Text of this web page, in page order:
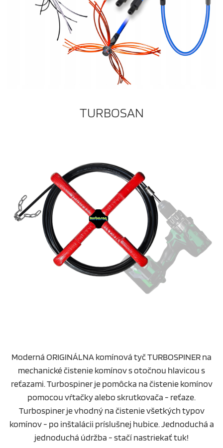
TURBOSAN
Moderná ORIGINÁLNA komínová tyč TURBOSPINER na
mechanické čistenie komínov s otočnou hlavicou s
reťazami. Turbospiner je pomôcka na čistenie komínov
pomocou vŕtačky alebo skrutkovača - reťaze.
Turbospiner je vhodný na čistenie všetkých typov
komínov - po inštalácii príslušnej hubice. Jednoduchá a
jednoduchá údržba - stačí nastriekať tuk!